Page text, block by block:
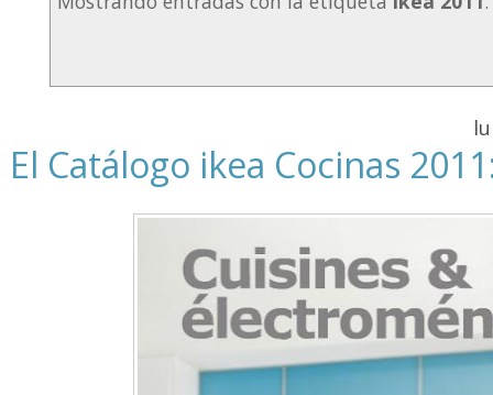
El Catálogo ikea Cocinas